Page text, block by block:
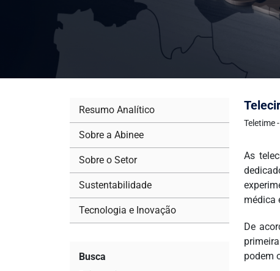
Teletime
As
médica
De
podem
Resumo Analítico
Sobre a Abinee
Sobre o Setor
Sustentabilidade
Tecnologia e Inovação
Busca